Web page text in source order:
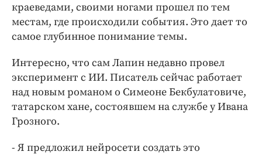
краеведами, своими ногами прошел по тем
местам, где происходили события. Это дает то
самое глубинное понимание темы.
Интересно, что сам Лапин недавно провел
эксперимент с ИИ. Писатель сейчас работает
над новым романом о Симеоне Бекбулатовиче,
татарском хане, состоявшем на службе у Ивана
Грозного.
- Я предложил нейросети создать это